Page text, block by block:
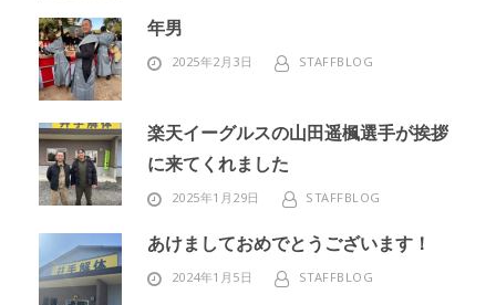
年男
2025年2月3日 STAFFBLOG
楽天イーグルスの山田遥楓選手が挨拶
に来てくれました
2025年1月29日 STAFFBLOG
あけましておめでとうございます！
2024年1月5日 STAFFBLOG